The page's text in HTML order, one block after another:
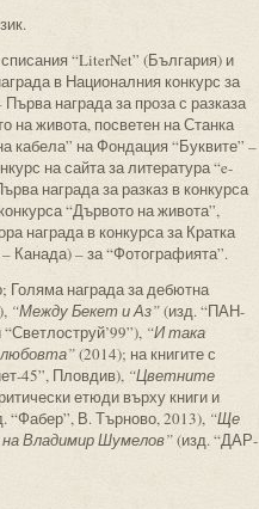
“LiterNet” (България) и
в Националния конкурс за
награда за проза с разказа
на живота, посветен на Станка
кабела” на Фондация “Буквите” –
на сайта за литература “e-
награда за разказ в конкурса
“Дървото на живота”,
награда в конкурса за Кратка
Канада) – за “Фотографията”.
Голяма награда за дебютна
“Между Бекет и Аз”(изд. “ПАН-
“И така
любовта”(2014); на книгите с
45”, Пловдив), “Цветните
етюди върху книги и
“Фабер”, В. Търново, 2013), “Ще
на Владимир Шумелов”(изд. “ДАР-